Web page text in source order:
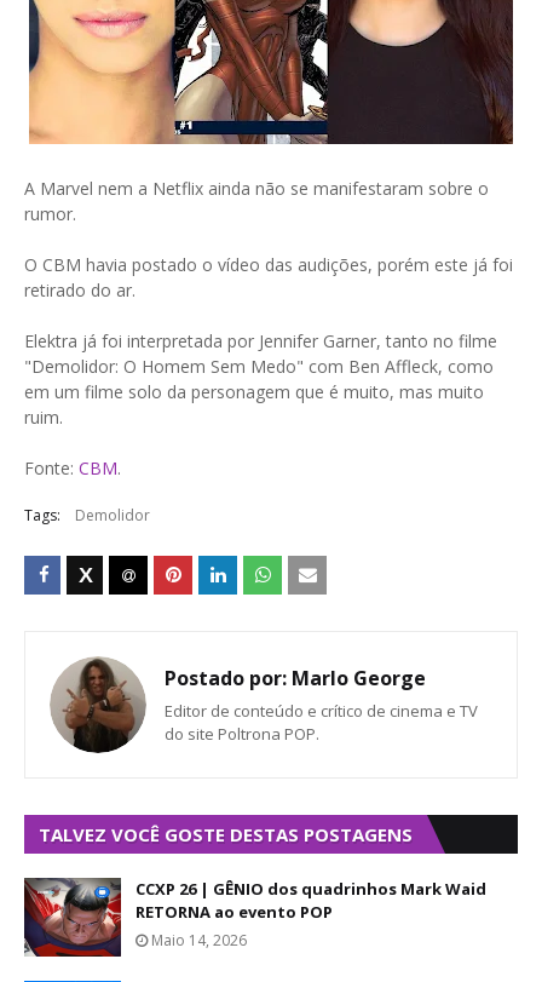
A Marvel nem a Netflix ainda não se manifestaram sobre o
rumor.
O CBM havia postado o vídeo das audições, porém este já foi
retirado do ar.
Elektra já foi interpretada por Jennifer Garner, tanto no filme
"Demolidor: O Homem Sem Medo" com Ben Affleck, como
em um filme solo da personagem que é muito, mas muito
ruim.
Fonte: CBM.
Tags: Demolidor
Postado por: Marlo George
Editor de conteúdo e crítico de cinema e TV
do site Poltrona POP.
TALVEZ VOCÊ GOSTE DESTAS POSTAGENS
CCXP 26 | GÊNIO dos quadrinhos Mark Waid
RETORNA ao evento POP
Maio 14, 2026